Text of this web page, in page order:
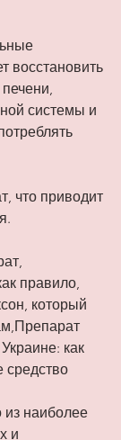
восстановить
системы и
что приводит
правило,
который
как
средство
из наиболее
и